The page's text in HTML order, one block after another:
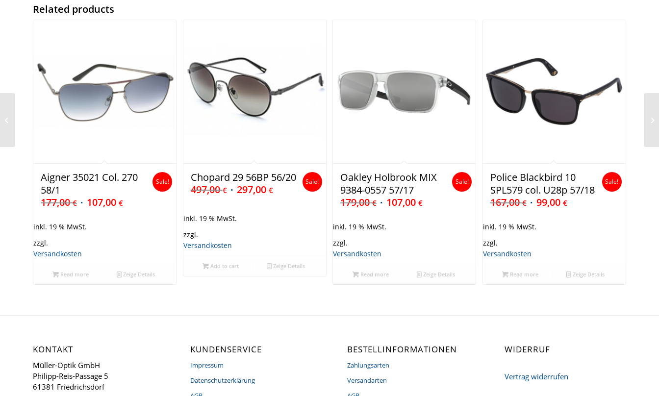
Related products
Aigner 35021 Col. 270
58/1
177,00€ 107,00 €
Sale!
inkl. 19 % MwSt.
zzgl.
Versandkosten
Read more Zeige Details
Chopard 29 56BP 56/20
497,00€ 297,00 €
Sale!
inkl. 19 % MwSt.
zzgl.
Versandkosten
Add to cart Zeige Details
Oakley Holbrook MIX
9384-0557 57/17
179,00€ 107,00€
Sale!
inkl. 19 % MwSt.
zzgl.
Versandkosten
Read more Zeige Details
Police Blackbird 10
SPL579 col. U28p 57/18
167,00€ 99,00 €
Sale!
inkl. 19 % MwSt.
zzgl.
Versandkosten
Read more Zeige Details
KONTAKT
Müller-Optik GmbH
Philipp-Reis-Passage 5
61381 Friedrichsdorf
KUNDENSERVICE
Impressum
Datenschutzerklärung
BESTELLINFORMATIONEN
Zahlungsarten
Versandarten
WIDERRUF
Vertrag widerrufen
Police Crossover1 col.